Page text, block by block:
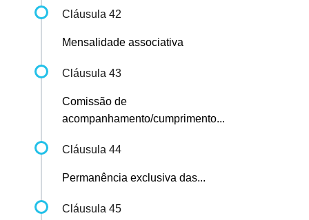
Cláusula 42
Mensalidade associativa
Cláusula 43
Comissão de
acompanhamento/cumprimento...
Cláusula 44
Permanência exclusiva das...
Cláusula 45